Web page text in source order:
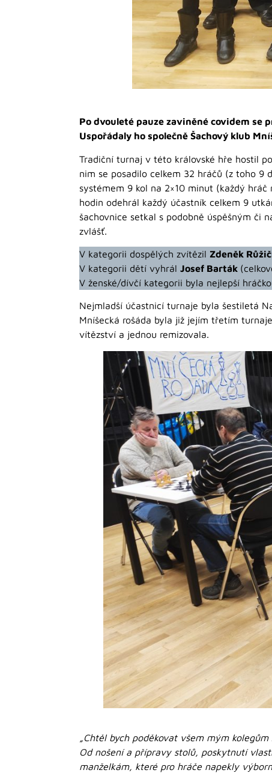
Po dvouleté pauze zaviněné covidem se
Uspořádaly ho společně Šachový klub
Tradiční turnaj v této královské hře hostil
nim se posadilo celkem 32 hráčů (z toho 9
systémem 9 kol na 2×10 minut (každý
hodin odehrál každý účastník celkem 9
šachovnice setkal s podobně úspěšným či
zvlášť.
V kategorii dospělých zvítězil Zdeněk
V kategorii dětí vyhrál Josef Barták
V ženské/dívčí kategorii byla nejlepší
Nejmladší účastnicí turnaje byla šestiletá
Mníšecká rošáda byla již jejím třetím
vítězství a jednou remizovala.
„Chtěl bych poděkovat všem mým
Od nošení a přípravy stolů, poskytnutí
manželkám, které pro hráče napekly